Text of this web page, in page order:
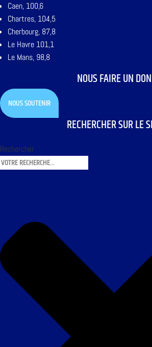
Caen, 100,6
Chartres, 104,5
Cherbourg, 87,8
Le Havre 101,1
Le Mans, 98,8
NOUS FAIRE UN DON
NOUS SOUTENIR
RECHERCHER SUR LE
Rechercher